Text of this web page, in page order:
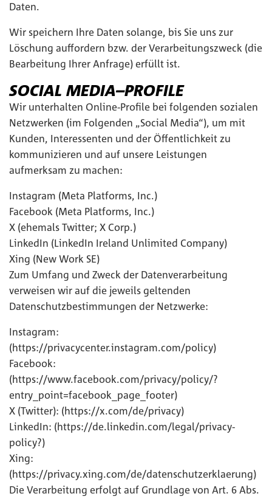
Daten.
Wir speichern Ihre Daten solange, bis Sie uns zur
Löschung auffordern bzw. der Verarbeitungszweck (die
Bearbeitung Ihrer Anfrage) erfüllt ist.
SOCIAL MEDIA–PROFILE
Wir unterhalten Online-Profile bei folgenden sozialen
Netzwerken (im Folgenden „Social Media“), um mit
Kunden, Interessenten und der Öffentlichkeit zu
kommunizieren und auf unsere Leistungen
aufmerksam zu machen:
Instagram (Meta Platforms, Inc.)
Facebook (Meta Platforms, Inc.)
X (ehemals Twitter; X Corp.)
LinkedIn (LinkedIn Ireland Unlimited Company)
Xing (New Work SE)
Zum Umfang und Zweck der Datenverarbeitung
verweisen wir auf die jeweils geltenden
Datenschutzbestimmungen der Netzwerke:
Instagram:
(https://privacycenter.instagram.com/policy)
Facebook:
(https://www.facebook.com/privacy/policy/?
entry_point=facebook_page_footer)
X (Twitter): (https://x.com/de/privacy)
LinkedIn: (https://de.linkedin.com/legal/privacy-
policy?)
Xing:
(https://privacy.xing.com/de/datenschutzerklaerung)
Die Verarbeitung erfolgt auf Grundlage von Art. 6 Abs.